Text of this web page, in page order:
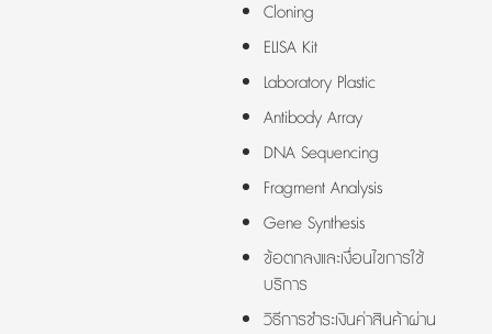
Cloning
ELISA Kit
Laboratory Plastic
Antibody Array
DNA Sequencing
Fragment Analysis
Gene Synthesis
ข้อตกลงและเงื่อนไขการใช้
บริการ
วิธีการชำระเงินค่าสินค้าผ่าน